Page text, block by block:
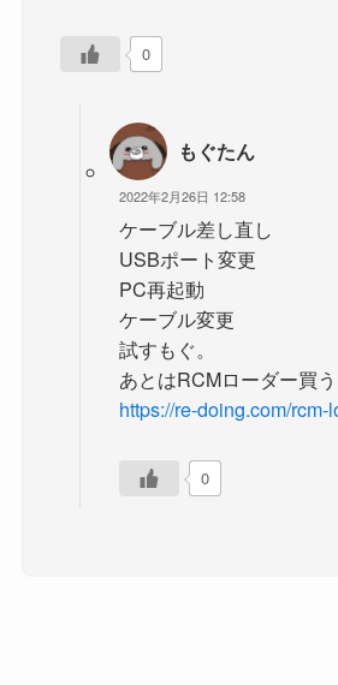
0
もぐたん
2022年2月26日 12:58
ケーブル差し直し
USBポート変更
PC再起動
ケーブル変更
試すもぐ。
あとはRCMローダー買う
https://re-doing.com/rcm-
0